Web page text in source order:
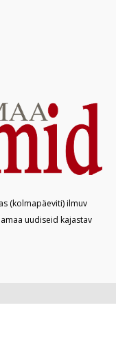
(kolmapäeviti) ilmuv
uudiseid kajastav